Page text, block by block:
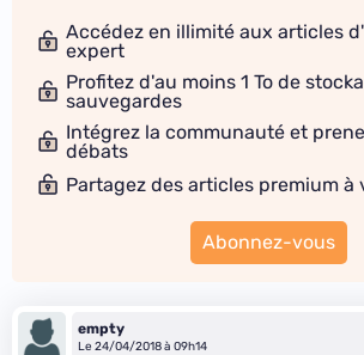
Accédez en illimité aux articles
expert
Profitez d'au moins 1 To de
sauvegardes
Intégrez la communauté et
débats
Partagez des articles premium à
Abonnez-vous
empty
Le 24/04/2018 à 09h14